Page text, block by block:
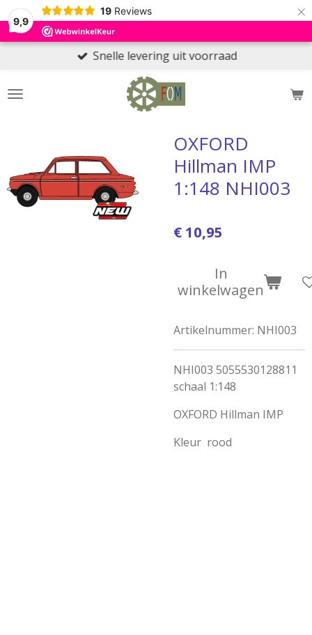
9,9
19 Reviews ×
Snelle levering uit voorraad
OXFORD
Hillman IMP
1:148 NHI003
€ 10,95
In
winkelwagen
Artikelnummer: NHI003
NHI003 5055530128811
schaal 1:148
OXFORD Hillman IMP
Kleur rood